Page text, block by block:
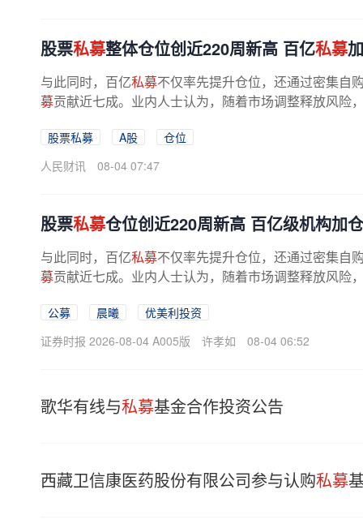
股票私募整体仓位创近220周新高 百亿私募
与此同时，百亿私募不仅率先提升仓位，还通过密集自
募贡献近七成。业内人士认为，随着市场调整释放风险
股票私募 A股
仓位
人民财讯
08-04 07:47
股票私募仓位创近220周新高 百亿级机构加
与此同时，百亿私募不仅率先提升仓位，还通过密集自
募贡献近七成。业内人士认为，随着市场调整释放风险
公募 晨曦
优美利投资
证券时报 2026-08-04 A005版
许孝如 08-04 06:52
歌华有线与私募基金合作投资公告
西藏卫信康医药股份有限公司参与认购私募